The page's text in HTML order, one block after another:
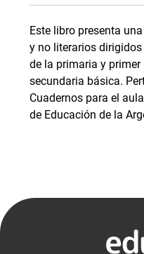
Este libro presenta
y no literarios
de la primaria y primer
secundaria básica.
Cuadernos para el
de Educación de la